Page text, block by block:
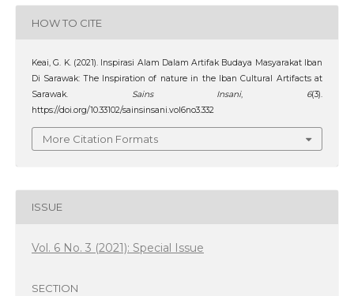
HOW TO CITE
Keai, G. K. (2021). Inspirasi Alam Dalam Artifak Budaya Masyarakat Iban
Di Sarawak: The Inspiration of nature in the Iban Cultural Artifacts at
Sarawak.
Sains Insani, 6(3).
https://doi.org/10.33102/sainsinsani.vol6no3.332
More Citation Formats
ISSUE
Vol. 6 No. 3 (2021): Special Issue
SECTION